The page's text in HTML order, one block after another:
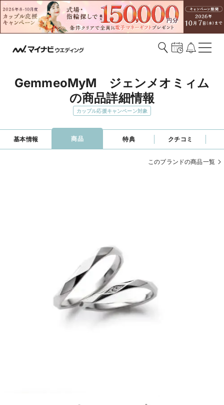
GemmeoMyM　ジェンメオミィム
の商品詳細情報
カップル応援キャンペーン対象
基本情報 商品 特典 クチコミ
このブランドの商品一覧